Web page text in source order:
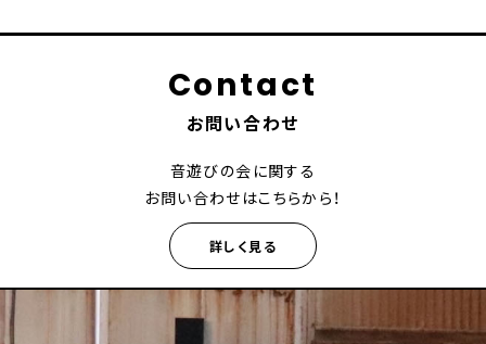
Contact
お問い合わせ
音遊びの会に関する
お問い合わせはこちらから！
詳しく見る